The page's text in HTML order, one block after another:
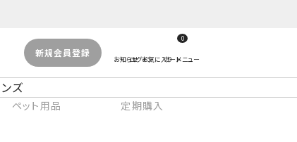
新規会員登録
0
ズ
ペット用品 定期購入